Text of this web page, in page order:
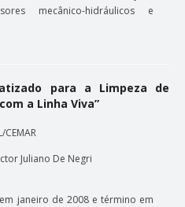
mecânico-hidráulicos e
para a Limpeza de
a Linha Viva”
Juliano De Negri
janeiro de 2008 e término em